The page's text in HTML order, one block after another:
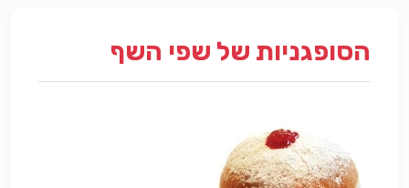
הסופגניות של שפי השף